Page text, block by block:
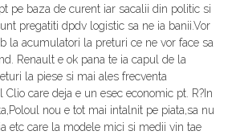
pe baza de curent iar sacalii din politic si
pregatiti dpdv logistic sa ne ia banii.Vor
la acumulatori la preturi ce ne vor face sa
Renault e ok pana te ia capul de la
la piese si mai ales frecventa
Clio care deja e un esec economic pt. R?In
nou e tot mai intalnit pe piata,sa nu
etc care la modele mici si medii vin tae